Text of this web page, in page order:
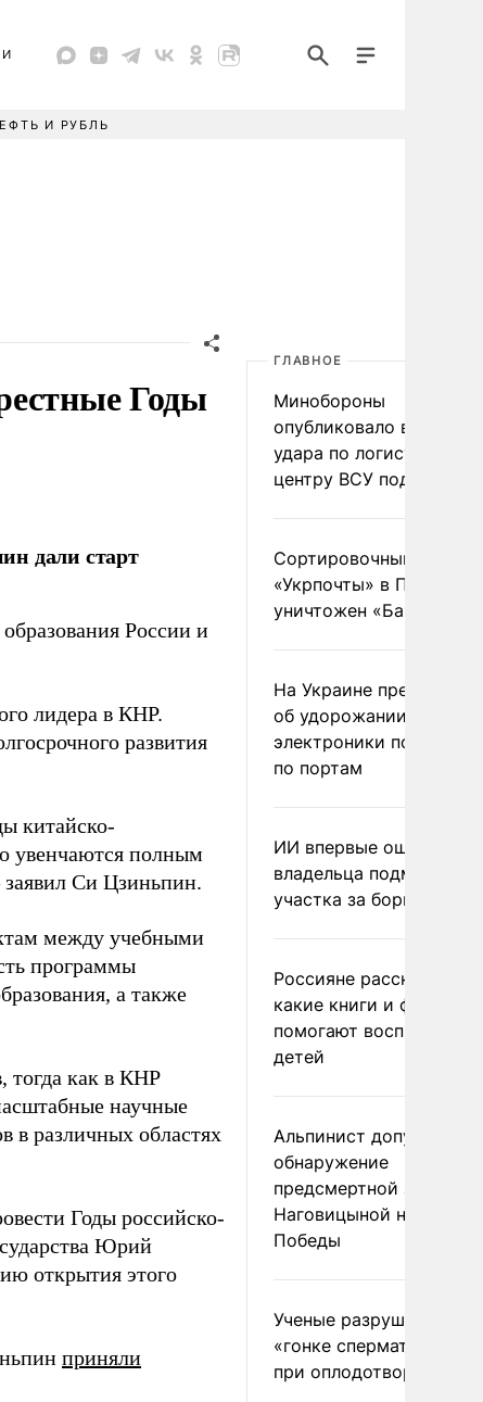
И РУБЛЬ
Годы
дали старт
России и
лидера в КНР.
развития
китайско-
увенчаются полным
заявил Си Цзиньпин.
между учебными
программы
а также
тогда как в КНР
научные
в различных областях
Годы российско-
Юрий
открытия этого
приняли
ГЛАВНОЕ
Минобороны
опубликовало видео
удара по
центру ВСУ под Киевом
Сортировочный пункт
«Укрпочты» в
уничтожен
На Украине
об удорожании
электроники после
по портам
ИИ впервые
владельца
участка за борщевик
Россияне рассказали,
какие книги и фильмы
помогают воспитывать
детей
Альпинист допустил
обнаружение
предсмертной записки
Наговицыной на пике
Победы
Ученые разрушили миф
«гонке
при оплодотворении